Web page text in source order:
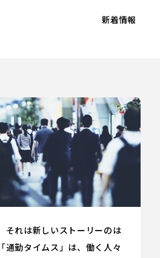
新着情報
それは新しいストーリーのは
通勤タイムス」は、働く人々